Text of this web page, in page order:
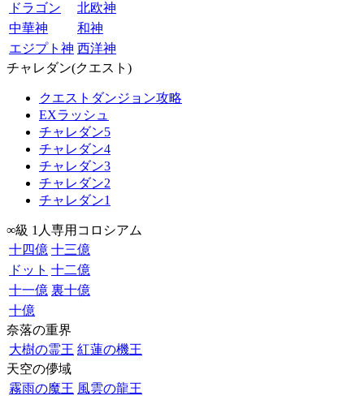
ドラゴン
北欧神
中華神
和神
エジプト神 西洋神
チャレダン(クエスト)
クエストダンジョン攻略
EXラッシュ
チャレダン5
チャレダン4
チャレダン3
チャレダン2
チャレダン1
∞級 1人専用コロシアム
十四億 十三億
ドット 十二億
十一億 裏十億
十億
奈落の重界
大樹の霊王 紅蓮の機王
天空の儚域
霧雨の魔王 風雲の龍王